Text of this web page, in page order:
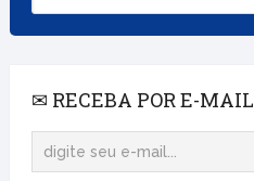
✉ RECEBA POR E-MAIL